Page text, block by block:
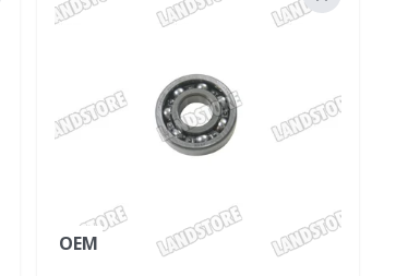
OEM